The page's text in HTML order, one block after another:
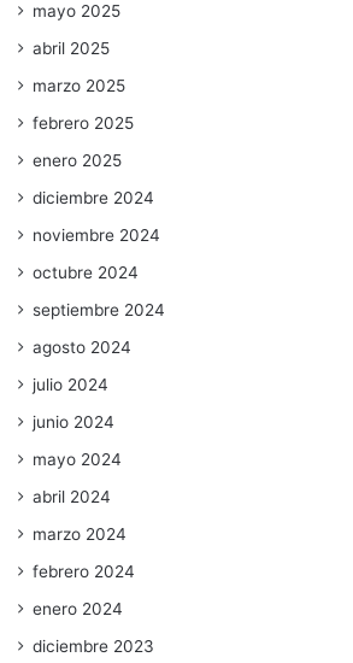
mayo 2025
abril 2025
marzo 2025
febrero 2025
enero 2025
diciembre 2024
noviembre 2024
octubre 2024
septiembre 2024
agosto 2024
julio 2024
junio 2024
mayo 2024
abril 2024
marzo 2024
febrero 2024
enero 2024
diciembre 2023